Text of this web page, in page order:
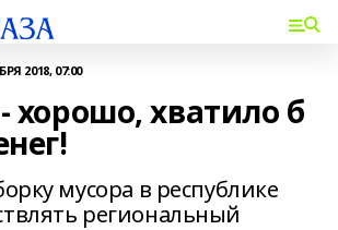
2018, 07:00
хорошо, хватило б
мусора в республике
региональный